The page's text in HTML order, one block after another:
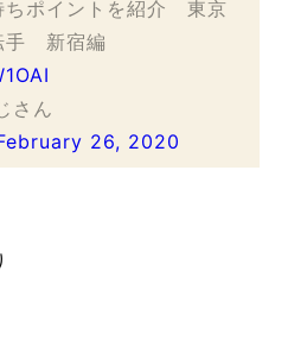
ポイントを紹介 東京
手 新宿編
さん
26, 2020